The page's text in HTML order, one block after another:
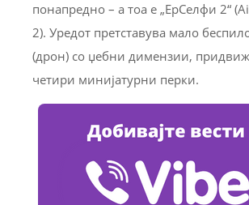
понапредно – а тоа е „ЕрСелфи 2“
2). Уредот претставува мало
(дрон) со џебни димензии,
четири минијатурни перки.